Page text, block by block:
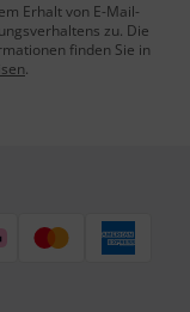
Erhalt von E-Mail-
zu. Die
finden Sie in
.